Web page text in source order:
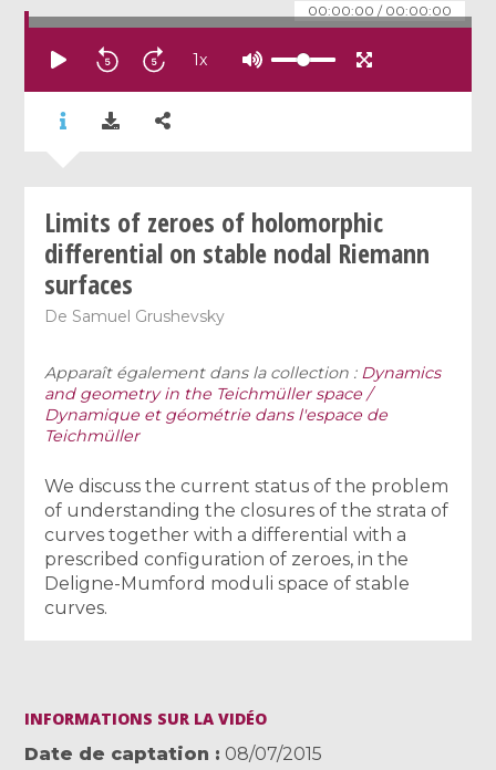
00:00:00 / 00:00:00
1x
Limits of zeroes of holomorphic
differential on stable nodal Riemann
surfaces
De Samuel Grushevsky
Apparaît également dans la collection : Dynamics
and geometry in the Teichmüller space /
Dynamique et géométrie dans l'espace de
Teichmüller
We discuss the current status of the problem
of understanding the closures of the strata of
curves together with a differential with a
prescribed configuration of zeroes, in the
Deligne-Mumford moduli space of stable
curves.
INFORMATIONS SUR LA VIDÉO
Date de captation
08/07/2015